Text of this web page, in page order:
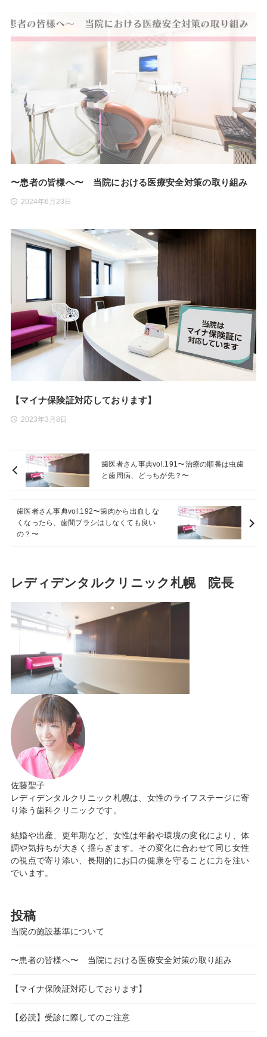
〜患者の皆様へ〜 当院における医療安全対策の取り組み
2024年6月23日
【マイナ保険証対応しております】
2023年3月8日
歯医者さん事典vol.191〜治療の順番は虫歯
と歯周病、どっちが先？〜
歯医者さん事典vol.192〜歯肉から出血しな
くなったら、歯間ブラシはしなくても良い
の？〜
レディデンタルクリニック札幌 院長
佐藤聖子
レディデンタルクリニック札幌は、女性のライフステージに寄
り添う歯科クリニックです。
結婚や出産、更年期など、女性は年齢や環境の変化により、体
調や気持ちが大きく揺らぎます。その変化に合わせて同じ女性
の視点で寄り添い、長期的にお口の健康を守ることに力を注い
でいます。
投稿
当院の施設基準について
〜患者の皆様へ〜 当院における医療安全対策の取り組み
【マイナ保険証対応しております】
【必読】受診に際してのご注意